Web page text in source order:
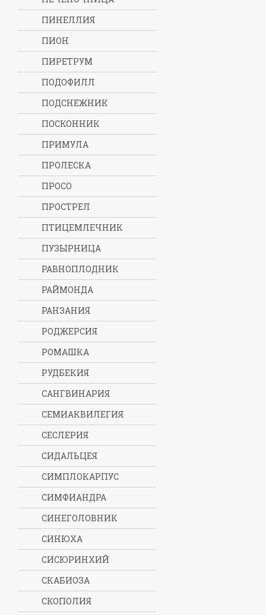
ПИНЕЛЛИЯ
ПИОН
ПИРЕТРУМ
ПОДОФИЛЛ
ПОДСНЕЖНИК
ПОСКОННИК
ПРИМУЛА
ПРОЛЕСКА
ПРОСО
ПРОСТРЕЛ
ПТИЦЕМЛЕЧНИК
ПУЗЫРНИЦА
РАВНОПЛОДНИК
РАЙМОНДА
РАНЗАНИЯ
РОДЖЕРСИЯ
РОМАШКА
РУДБЕКИЯ
САНГВИНАРИЯ
СЕМИАКВИЛЕГИЯ
СЕСЛЕРИЯ
СИДАЛЬЦЕЯ
СИМПЛОКАРПУС
СИМФИАНДРА
СИНЕГОЛОВНИК
СИНЮХА
СИСЮРИНХИЙ
СКАБИОЗА
СКОПОЛИЯ